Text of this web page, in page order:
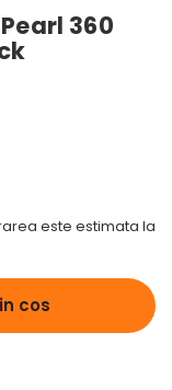
360
este estimata la
cos